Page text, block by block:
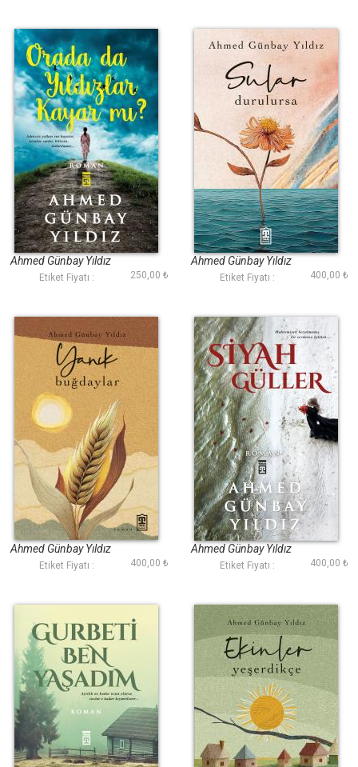
Orada da Yıldızlar
Kayar mı?
Ahmed Günbay Yıldız
Etiket Fiyatı : 250,00 ₺
Sular Durulursa
Ahmed Günbay Yıldız
Etiket Fiyatı : 400,00 ₺
Yanık Buğdaylar
Ahmed Günbay Yıldız
Etiket Fiyatı : 400,00 ₺
Siyah Güller
Ahmed Günbay Yıldız
Etiket Fiyatı : 400,00 ₺